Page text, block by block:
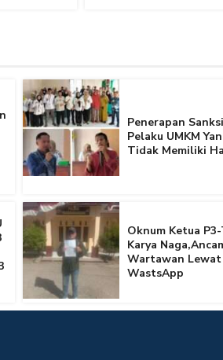
Penerapan
Pelaku UMKM
Tidak Memiliki
Oknum Ketua
Karya
Wartawan Lewat
WastsApp